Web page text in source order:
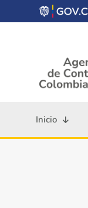
Inicio